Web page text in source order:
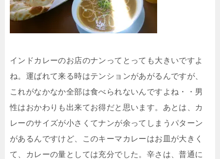
インドカレーのお店のナンってとっても大きいですよ
ね。運ばれて来る時はテンションがあがるんですが、
これがなかなか全部は食べられないんですよね・・男
性はおかわりも出来てお得だと思います。あとは、カ
レーのサイズが小さくてナンが余ってしまうパターン
があるんですけど、このキーマカレーはお皿が大きく
て、カレーの量としては充分でした。辛さは、普通に